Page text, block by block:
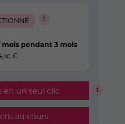
mois pendant 3 mois
,00€
en un seul clic
au cours